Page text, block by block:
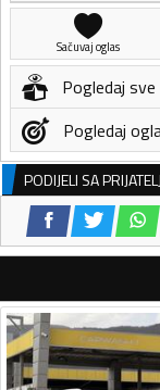
Sačuvaj oglas
Pogledaj
Pogledaj
PODIJELI SA